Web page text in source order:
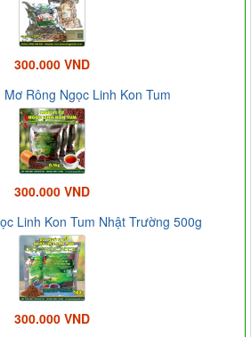
300.000 VND
Mơ Rông Ngọc Linh Kon Tum
300.000 VND
Linh Kon Tum Nhật Trường 500g
300.000 VND